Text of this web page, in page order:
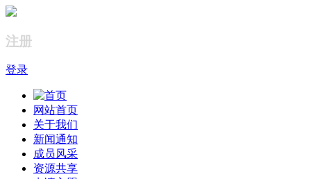
注册
登录
网站首页
关于我们
新闻通知
成员风采
资源共享